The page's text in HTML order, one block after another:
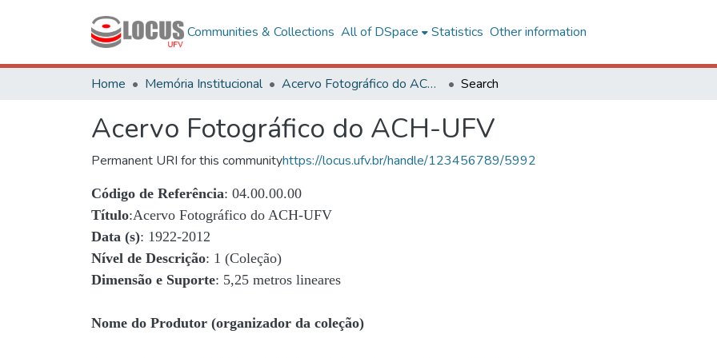
Communities & Collections All of DSpace Statistics Other information
Home Memória Institucional Acervo Fotográfico do ACH-UFV Search
Acervo Fotográfico do ACH-UFV
Permanent URI for this communityhttps://locus.ufv.br/handle/123456789/5992
Código de Referência: 04.00.00.00
Título:Acervo Fotográfico do ACH-UFV
Data (s): 1922-2012
Nível de Descrição: 1 (Coleção)
Dimensão e Suporte: 5,25 metros lineares
Nome do Produtor (organizador da coleção)